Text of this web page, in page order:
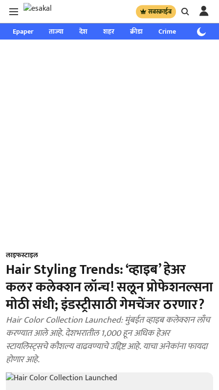
सबस्क्राईब
Epaper ताज्या देश शहर क्रीडा Crime साप्ताहिक
लाइफस्टाइल
Hair Styling Trends: ‘व्हाइब’ हेअर
कलर कलेक्शन लॉन्च! सलून प्रोफेशनल्सना
मोठी संधी; इंडस्ट्रीसाठी गेमचेंजर ठरणार?
Hair Color Collection Launched: मुंबईत व्हाइब कलेक्शन लाँच
करण्यात आले आहे. देशभरातील 1,000 हून अधिक हेअर
स्टायलिस्ट्सचे कौशल्य वाढवण्याचे उद्दिष्ट आहे. याचा अनेकांना फायदा
होणार आहे.